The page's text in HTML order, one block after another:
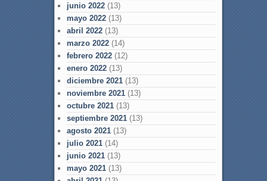
junio 2022(13)
mayo 2022(13)
abril 2022(13)
marzo 2022(14)
febrero 2022(12)
enero 2022(13)
diciembre 2021(13)
noviembre 2021(13)
octubre 2021(13)
septiembre 2021(13)
agosto 2021(13)
julio 2021(14)
junio 2021(13)
mayo 2021(13)